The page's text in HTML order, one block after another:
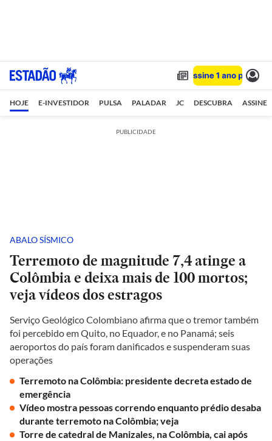
HOJE E-INVESTIDOR PULSA PALADAR JC DESCUBRA ASSINE
PUBLICIDADE
ABALO SÍSMICO
Terremoto de magnitude 7,4 atinge a
Colômbia e deixa mais de 100 mortos;
veja vídeos dos estragos
Serviço Geológico Colombiano afirma que o tremor também
foi percebido em Quito, no Equador, e no Panamá; seis
aeroportos do país foram danificados e suspenderam suas
operações
Terremoto na Colômbia: presidente decreta estado de
emergência
Vídeo mostra pessoas correndo enquanto prédio desaba
durante terremoto na Colômbia; veja
Torre de catedral de Manizales, na Colômbia, cai após